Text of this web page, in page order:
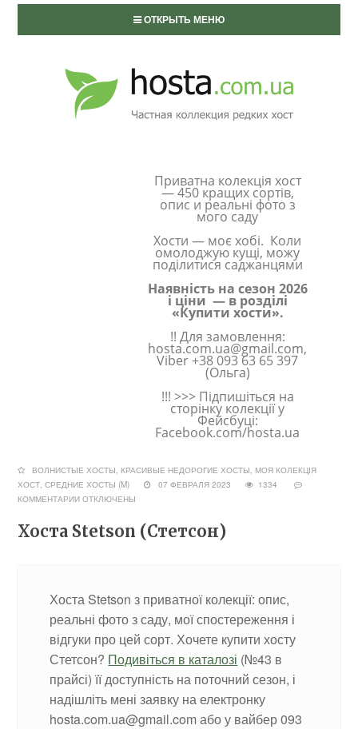
ОТКРЫТЬ МЕНЮ
Приватна колекція хост
— 450 кращих сортів,
опис и реальні фото з
мого саду
Хости — моє хобі. Коли
омолоджую кущі, можу
поділитися саджанцями
Наявність на сезон 2026
і ціни — в розділі
«Купити хости».
!! Для замовлення:
hosta.com.ua@gmail.com,
Viber +38 093 63 65 397
(Ольга)
!!! >>> Підпишіться на
сторінку колекції у
Фейсбуці:
Facebook.com/hosta.ua
ВОЛНИСТЫЕ ХОСТЫ, КРАСИВЫЕ НЕДОРОГИЕ ХОСТЫ, МОЯ КОЛЕКЦІЯ
ХОСТ,СРЕДНИЕ ХОСТЫ (M) 07 ФЕВРАЛЯ 2023
1334
КОММЕНТАРИИ ОТКЛЮЧЕНЫ
Хоста Stetson (Стетсон)
Хоста Stetson з приватної колекції: опис,
реальні фото з саду, мої спостереження і
відгуки про цей сорт. Хочете купити хосту
Стетсон? Подивіться в каталозі (№43 в
прайсі) її доступність на поточний сезон, і
надішліть мені заявку на електронку
hosta.com.ua@gmail.com або у вайбер 093